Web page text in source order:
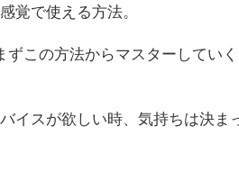
覚で使える方法。
この方法からマスターしてい
イスが欲しい時、気持ちは決ま